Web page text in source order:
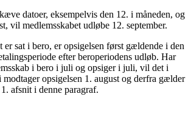
datoer, eksempelvis den 12. i måneden, og
vil medlemsskabet udløbe 12. september.
er sat i bero, er opsigelsen først gældende i den
efter beroperiodens udløb. Har
i bero i juli og opsiger i juli, vil det i
modtager opsigelsen 1. august og derfra gælder
afsnit i denne paragraf.